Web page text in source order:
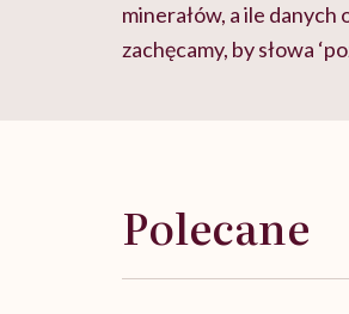
minerałów, a ile danych
zachęcamy, by słowa
Polecane